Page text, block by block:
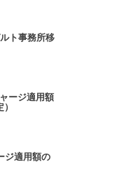
ト事務所移
ージ適用額
適用額の